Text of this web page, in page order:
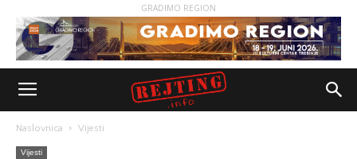
GRADIMO REGION
Naslovnica Vijesti
Vijesti